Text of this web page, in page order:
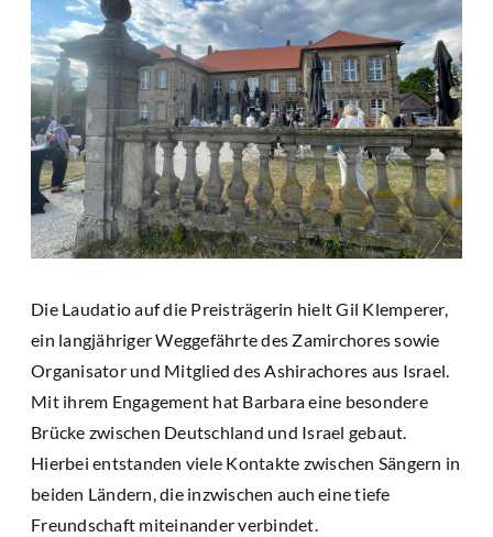
Die Laudatio auf die Preisträgerin hielt Gil Klemperer,
ein langjähriger Weggefährte des Zamirchores sowie
Organisator und Mitglied des Ashirachores aus Israel.
Mit ihrem Engagement hat Barbara eine besondere
Brücke zwischen Deutschland und Israel gebaut.
Hierbei entstanden viele Kontakte zwischen Sängern in
beiden Ländern, die inzwischen auch eine tiefe
Freundschaft miteinander verbindet.